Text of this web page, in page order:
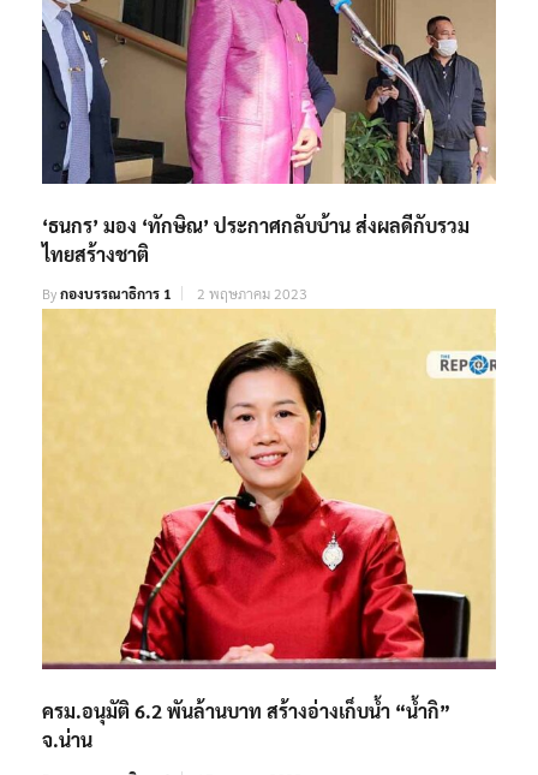
‘ธนกร’ มอง ‘ทักษิณ’ ประกาศกลับบ้าน ส่งผลดีกับรวม
ไทยสร้างชาติ
Byกองบรรณาธิการ 1 2 พฤษภาคม 2023
ครม.อนุมัติ 6.2 พันล้านบาท สร้างอ่างเก็บน้ำ “น้ำกิ”
จ.น่าน